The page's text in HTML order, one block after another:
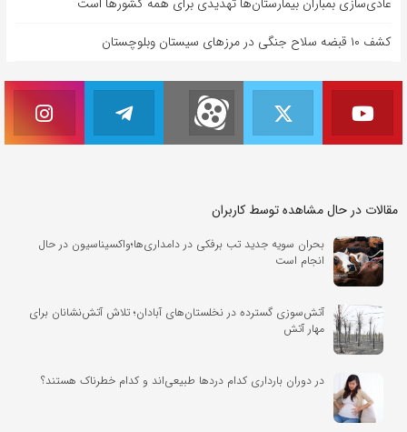
کشف ۱۰ قبضه سلاح جنگی در مرزهای سیستان وبلوچستان
مقالات در حال مشاهده توسط کاربران
بحران سویه جدید تب برفکی در دامداری‌ها؛واکسیناسیون در حال
انجام است
آتش‌سوزی گسترده در نخلستان‌های آبادان؛ تلاش آتش‌نشانان برای
مهار آتش
در دوران بارداری کدام دردها طبیعی‌اند و کدام خطرناک هستند؟